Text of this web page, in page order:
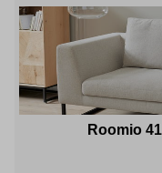
Roomio